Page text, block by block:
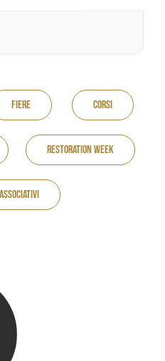
Fiere Corsi
Restoration Week